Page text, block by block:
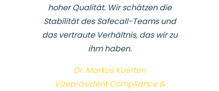
hoher Qualität. Wir schätzen die
Stabilität des Safecall-Teams und
das vertraute Verhältnis, das wir zu
ihm haben.
Dr. Markus Kuerten
Vizepräsident Compliance &